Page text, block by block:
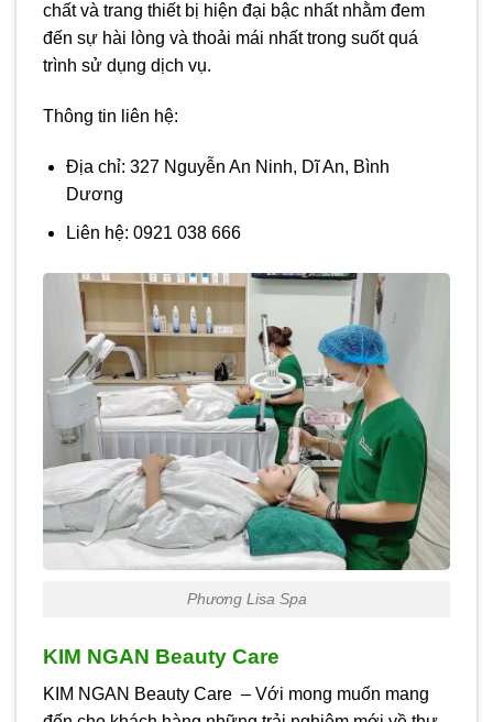
chất và trang thiết bị hiện đại bậc nhất nhằm đem
đến sự hài lòng và thoải mái nhất trong suốt quá
trình sử dụng dịch vụ.
Thông tin liên hệ:
Địa chỉ: 327 Nguyễn An Ninh, Dĩ An, Bình
Dương
Liên hệ: 0921 038 666
Phương Lisa Spa
KIM NGAN Beauty Care
KIM NGAN Beauty Care – Với mong muốn mang